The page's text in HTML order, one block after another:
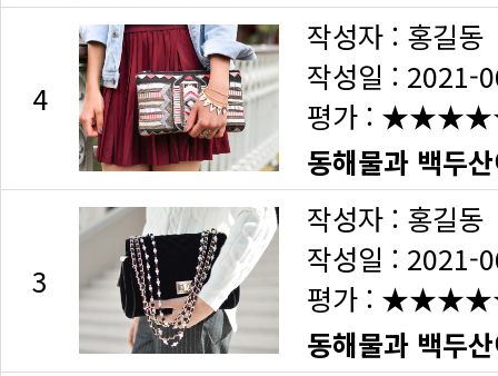
4
작성자 : 홍길동
작성일 : 2021-
평가 :
동해물과 백두
3
작성자 : 홍길동
작성일 : 2021-
평가 :
동해물과 백두